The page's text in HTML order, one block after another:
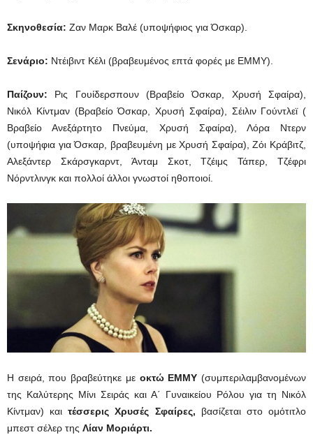
Σκηνοθεσία: Ζαν Μαρκ Βαλέ (υποψήφιος για Όσκαρ).
Σενάριο: Ντέιβιντ Κέλι (βραβευμένος επτά φορές με EMMY).
Παίζουν: Ρις Γουίδερσπουν (Βραβείο Όσκαρ, Χρυσή Σφαίρα),
Νικόλ Κίντμαν (Βραβείο Όσκαρ, Χρυσή Σφαίρα), Σέιλιν Γούντλεϊ (
Βραβείο Ανεξάρτητο Πνεύμα, Χρυσή Σφαίρα), Λόρα Ντερν
(υποψήφια για Όσκαρ, βραβευμένη με Χρυσή Σφαίρα), Ζόι Κράβιτζ,
Αλεξάντερ Σκάρσγκαρντ, Άνταμ Σκοτ, Τζέιμς Τάπερ, Τζέφρι
Νόρντλινγκ και πολλοί άλλοι γνωστοί ηθοποιοί.
Η σειρά, που βραβεύτηκε με οκτώ EMMY (συμπεριλαμβανομένων
της Καλύτερης Μίνι Σειράς και Α΄ Γυναικείου Ρόλου για τη Νικόλ
Κίντμαν) καιτέσσερις Χρυσές Σφαίρες, βασίζεται στο ομότιτλο
μπεστ σέλερ της Λίαν Μοριάρτι.